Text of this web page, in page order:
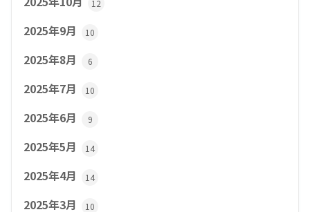
12
2025年9月 10
2025年8月 6
2025年7月 10
2025年6月 9
2025年5月 14
2025年4月 14
2025年3月 10